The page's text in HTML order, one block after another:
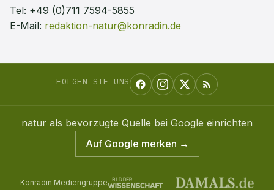
Tel: +49 (0)711 7594-5855
E-Mail: redaktion-natur@konradin.de
FOLGEN SIE UNS
natur als bevorzugte Quelle bei Google einrichten
Auf Google merken →
Konradin Mediengruppe